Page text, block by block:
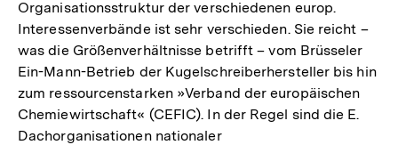
Organisationsstruktur der verschiedenen europ.
Interessenverbände ist sehr verschieden. Sie reicht –
was die Größenverhältnisse betrifft – vom Brüsseler
Ein-Mann-Betrieb der Kugelschreiberhersteller bis hin
zum ressourcenstarken »Verband der europäischen
Chemiewirtschaft« (CEFIC). In der Regel sind die E.
Dachorganisationen nationaler